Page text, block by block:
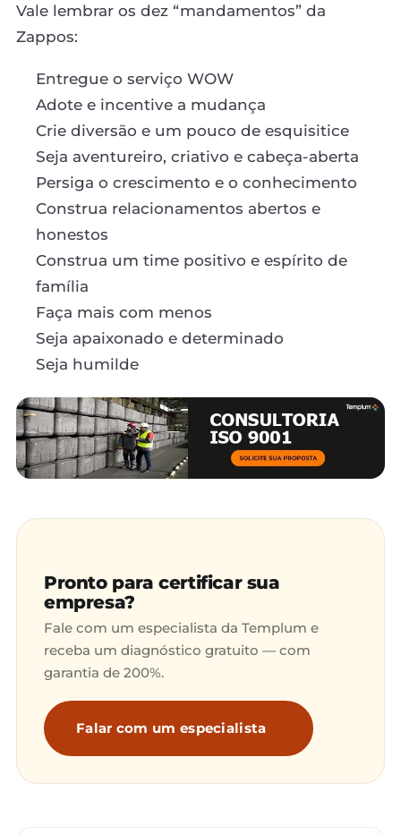
Vale lembrar os dez “mandamentos” da
Zappos:
Entregue o serviço WOW
Adote e incentive a mudança
Crie diversão e um pouco de esquisitice
Seja aventureiro, criativo e cabeça-aberta
Persiga o crescimento e o conhecimento
Construa relacionamentos abertos e
honestos
Construa um time positivo e espírito de
família
Faça mais com menos
Seja apaixonado e determinado
Seja humilde
Pronto para certificar sua
empresa?
Fale com um especialista da Templum e
receba um diagnóstico gratuito — com
garantia de 200%.
Falar com um especialista